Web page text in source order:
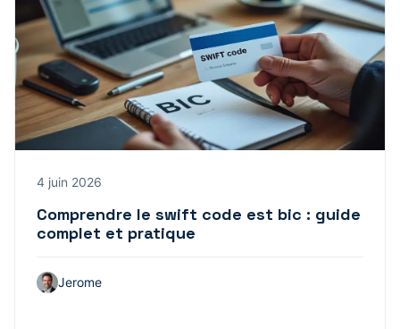
4 juin 2026
Comprendre le swift code est bic : guide
complet et pratique
Jerome